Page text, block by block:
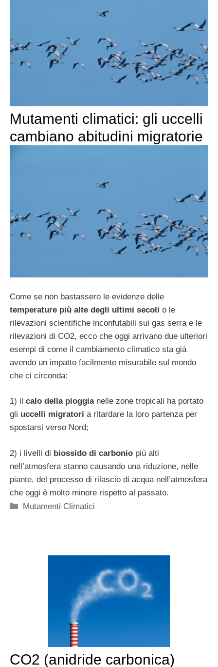
Mutamenti climatici: gli uccelli
cambiano abitudini migratorie
Come se non bastassero le evidenze delle
temperature più alte degli ultimi secoli o le
rilevazioni scientifiche inconfutabili sui gas serra e le
rilevazioni di CO2, ecco che oggi arrivano due ulteriori
esempi di come il cambiamento climatico sta già
avendo un impatto facilmente misurabile sul mondo
che ci circonda:
1) il calo della pioggianelle zone tropicali ha portato
gli uccelli migratori a ritardare la loro partenza per
spostarsi verso Nord;
2) i livelli di biossido di carbonio più alti
nell’atmosfera stanno causando una riduzione, nelle
piante, del processo di rilascio di acqua nell’atmosfera
che oggi è molto minore rispetto al passato.
Categorie
Mutamenti Climatici
CO2 (anidride carbonica)